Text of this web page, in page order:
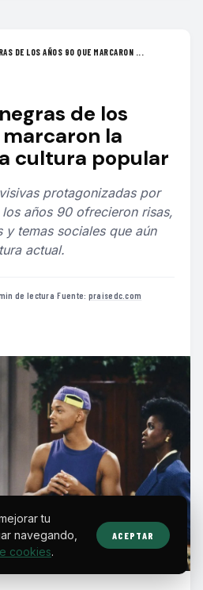
DE LOS AÑOS 90 QUE MARCARON ...
de los
la
cultura popular
protagonizadas por
años 90 ofrecieron risas,
y temas sociales que aún
actual.
de lectura·Fuente: praisedc.com
tu
navegando,
cookies.
ACEPTAR